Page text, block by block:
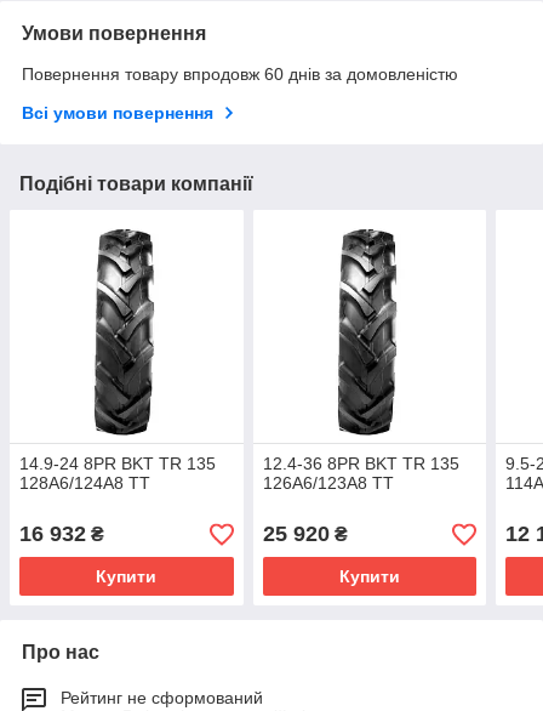
Умови повернення
Повернення товару впродовж 60 днів за домовленістю
Всі умови повернення
Подібні товари компанії
14.9-24 8PR BKT TR 135
128A6/124A8 TT
16 932 ₴
Купити
12.4-36 8PR BKT TR 135
126A6/123A8 TT
25 920₴
Купити
9.5-
12
Про нас
Рейтинг не сформований